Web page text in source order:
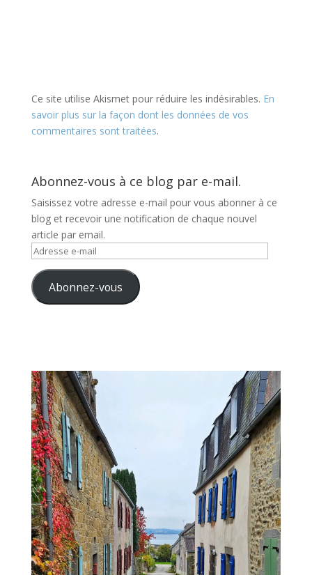
Ce site utilise Akismet pour réduire les indésirables. En
savoir plus sur la façon dont les données de vos
commentaires sont traitées.
Abonnez-vous à ce blog par e-mail.
Saisissez votre adresse e-mail pour vous abonner à ce
blog et recevoir une notification de chaque nouvel
article par email.
Adresse
mail Abonnez-vous